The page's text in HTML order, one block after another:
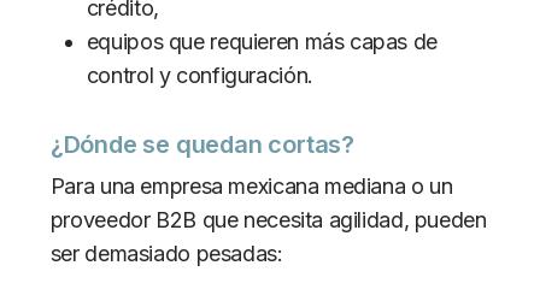
crédito,
equipos que requieren más capas de
control y configuración.
¿Dónde se quedan cortas?
Para una empresa mexicana mediana o un
proveedor B2B que necesita agilidad, pueden
ser demasiado pesadas: